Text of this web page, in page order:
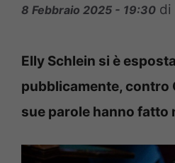
8 Febbraio 2025 - 19:30 di
Elly Schlein si è
pubblicamente, contro
sue parole hanno fatto